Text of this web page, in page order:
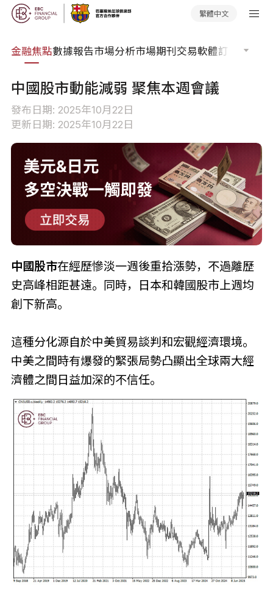
繁體中文
金融焦點數據報告市場分析市場期刊交易軟體訂單流
中國股市動能減弱 聚焦本週會議
發布日期: 2025年10月22日
更新日期: 2025年10月22日
中國股市在經歷慘淡一週後重拾漲勢，不過離歷
史高峰相距甚遠。同時，日本和韓國股市上週均
創下新高。
這種分化源自於中美貿易談判和宏觀經濟環境。
中美之間時有爆發的緊張局勢凸顯出全球兩大經
濟體之間日益加深的不信任。